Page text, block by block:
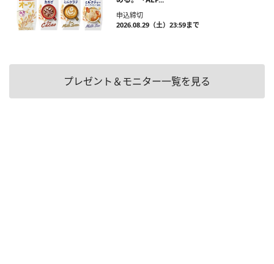
申込締切
2026.08.29（土）23:59まで
プレゼント＆モニター一覧を見る